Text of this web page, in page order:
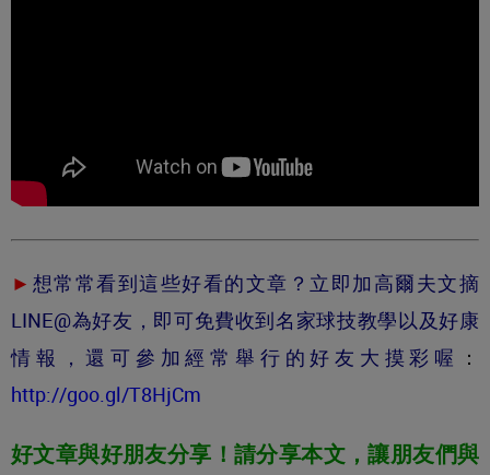
► 想常常看到這些好看的文章？立即加高爾夫文摘
LINE@為好友，即可免費收到名家球技教學以及好康
情報，還可參加經常舉行的好友大摸彩喔 ：
http://goo.gl/T8HjCm
好文章與好朋友分享！請分享本文，讓朋友們與